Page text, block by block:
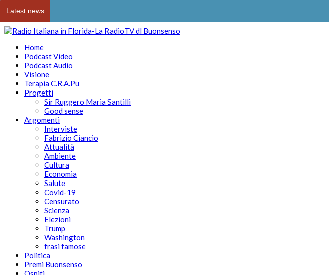
Latest news
Home
Podcast Video
Podcast Audio
Visione
Terapia C.R.A.Pu
Progetti
Sir Ruggero Maria Santilli
Good sense
Argomenti
Interviste
Fabrizio Ciancio
Attualità
Ambiente
Cultura
Economia
Salute
Covid-19
Censurato
Scienza
Elezioni
Trump
Washington
frasi famose
Politica
Premi Buonsenso